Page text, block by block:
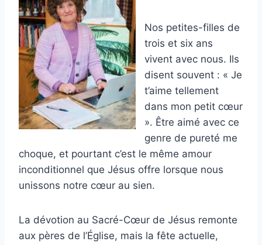
Nos petites-filles de
trois et six ans
vivent avec nous. Ils
disent souvent : « Je
t’aime tellement
dans mon petit cœur
». Être aimé avec ce
genre de pureté me
choque, et pourtant c’est le même amour
inconditionnel que Jésus offre lorsque nous
unissons notre cœur au sien.
La dévotion au Sacré-Cœur de Jésus remonte
aux pères de l’Église, mais la fête actuelle,